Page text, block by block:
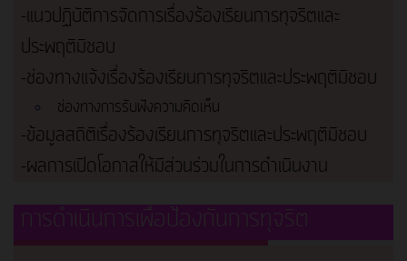
-แนวปฏิบัติการจัดการเรื่องร้องเรียนการทุจริตและ
ประพฤติมิชอบ
-ช่องทางแจ้งเรื่องร้องเรียนการทุจริตและประพฤติมิชอบ
ช่องทางการรับฟังความคิดเห็น
-ข้อมูลสถิติเรื่องร้องเรียนการทุจริตและประพฤติมิชอบ
-ผลการเปิดโอกาสให้มีส่วนร่วมในการดำเนินงาน
การดำเนินการเพื่อป้องกันการทุจริต